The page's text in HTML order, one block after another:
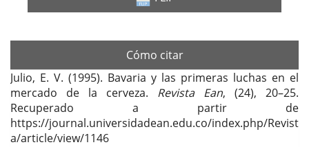
Cómo citar
Julio, E. V. (1995). Bavaria y las primeras luchas en el
mercado de la cerveza. Revista Ean, (24), 20–25.
Recuperado a partir de
https://journal.universidadean.edu.co/index.php/Revist
a/article/view/1146